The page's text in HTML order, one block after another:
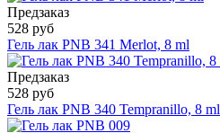
Предзаказ
528 руб
Гель лак PNB 341 Merlot, 8 ml
Предзаказ
528 руб
Гель лак PNB 340 Tempranillo, 8 ml